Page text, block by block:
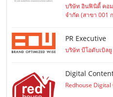
บริษัท อินฟินิตี้ คอ
จำกัด (สาขา 001
PR Executive
บริษัท บีโอดับเบิล
Digital
Redhouse Digital